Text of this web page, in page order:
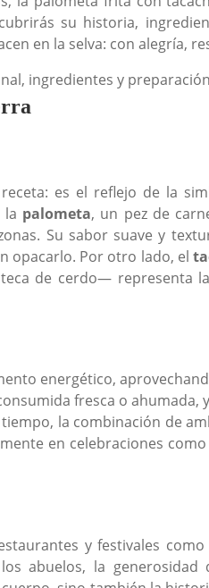
su historia,
en la selva: con alegría,
es el reflejo de la
la palometa, un pez de
Su sabor suave y
opacarlo. Por otro lado, el
de cerdo— representa
energético,
fresca o ahumada,
la combinación de
en celebraciones como
y festivales
abuelos, la